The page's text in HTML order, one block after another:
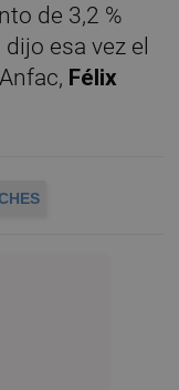
de 3,2 %
esa vez el
Félix